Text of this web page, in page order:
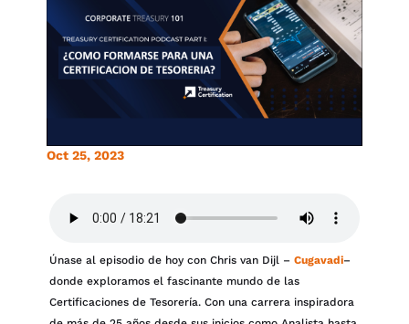
Oct 25, 2023
Únase al episodio de hoy con Chris van Dijl – Cugavadi–
donde exploramos el fascinante mundo de las
Certificaciones de Tesorería. Con una carrera inspiradora